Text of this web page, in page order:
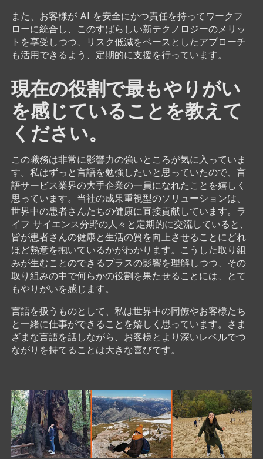
また、お客様が AI を安全にかつ責任を持ってワークフ
ローに統合し、このすばらしい新テクノロジーのメリッ
トを享受しつつ、リスク低減をベースとしたアプローチ
も活用できるよう、定期的に支援を行っています。
現在の役割で最もやりがい
を感じていることを教えて
ください。
この職務は非常に影響力の強いところが気に入っていま
す。私はずっと言語を勉強したいと思っていたので、言
語サービス業界の大手企業の一員になれたことを嬉しく
思っています。当社の成果重視型のソリューションは、
世界中の患者さんたちの健康に直接貢献しています。ラ
イフ サイエンス分野の人々と定期的に交流していると、
皆が患者さんの健康と生活の質を向上させることにどれ
ほど熱意を抱いているかがわかります。こうした取り組
みが生むことのできるプラスの影響を理解しつつ、その
取り組みの中で何らかの役割を果たせることには、とて
もやりがいを感じます。
言語を扱うものとして、私は世界中の同僚やお客様たち
と一緒に仕事ができることを嬉しく思っています。さま
ざまな言語を話しながら、お客様とより深いレベルでつ
ながりを持てることは大きな喜びです。